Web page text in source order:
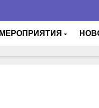
МЕРОПРИЯТИЯ